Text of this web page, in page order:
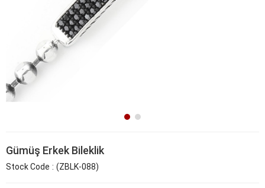
Gümüş Erkek Bileklik
Stock Code (ZBLK-088)